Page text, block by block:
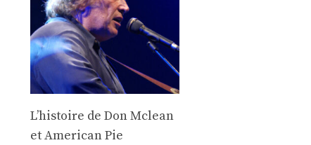
Lʼhistoire de Don Mclean
et American Pie